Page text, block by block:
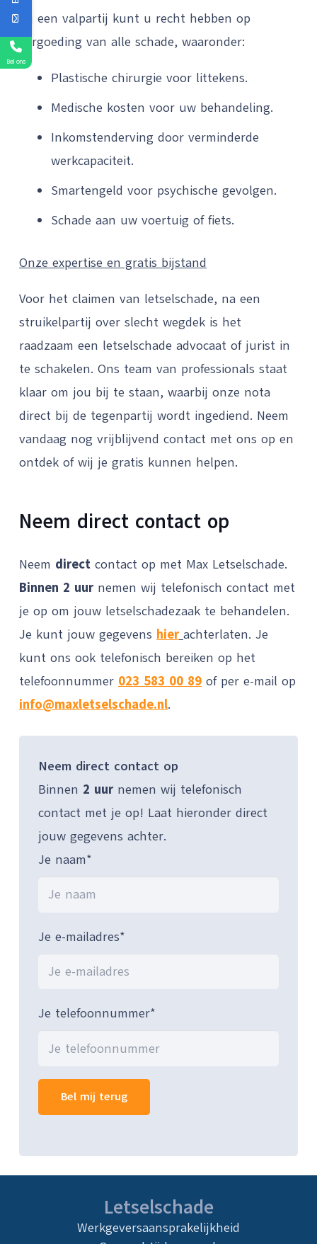
Bij een valpartij kunt u recht hebben op
vergoeding van alle schade, waaronder:
Plastische chirurgie voor littekens.
Medische kosten voor uw behandeling.
Inkomstenderving door verminderde
werkcapaciteit.
Smartengeld voor psychische gevolgen.
Schade aan uw voertuig of fiets.
Onze expertise en gratis bijstand
Voor het claimen van letselschade, na een
struikelpartij over slecht wegdek is het
raadzaam een letselschade advocaat of jurist in
te schakelen. Ons team van professionals staat
klaar om jou bij te staan, waarbij onze nota
direct bij de tegenpartij wordt ingediend. Neem
vandaag nog vrijblijvend contact met ons op en
ontdek of wij je gratis kunnen helpen.
Neem direct contact op
Neem direct contact op met Max Letselschade.
Binnen 2 uur nemen wij telefonisch contact met
je op om jouw letselschadezaak te behandelen.
Je kunt jouw gegevens hier achterlaten. Je
kunt ons ook telefonisch bereiken op het
telefoonnummer 023 583 00 89 of per e-mail op
info@maxletselschade.nl.
Neem direct contact op
Binnen 2 uur nemen wij telefonisch
contact met je op! Laat hieronder direct
jouw gegevens achter.
Je naam*
Je e-mailadres*
Je telefoonnummer*
Letselschade
Werkgeversaansprakelijkheid
Bel ons